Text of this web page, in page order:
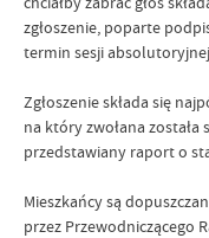
zgłoszenie, poparte
termin sesji
Zgłoszenie składa się
na który zwołana
przedstawiany raport o
Mieszkańcy są
przez Przewodniczącego